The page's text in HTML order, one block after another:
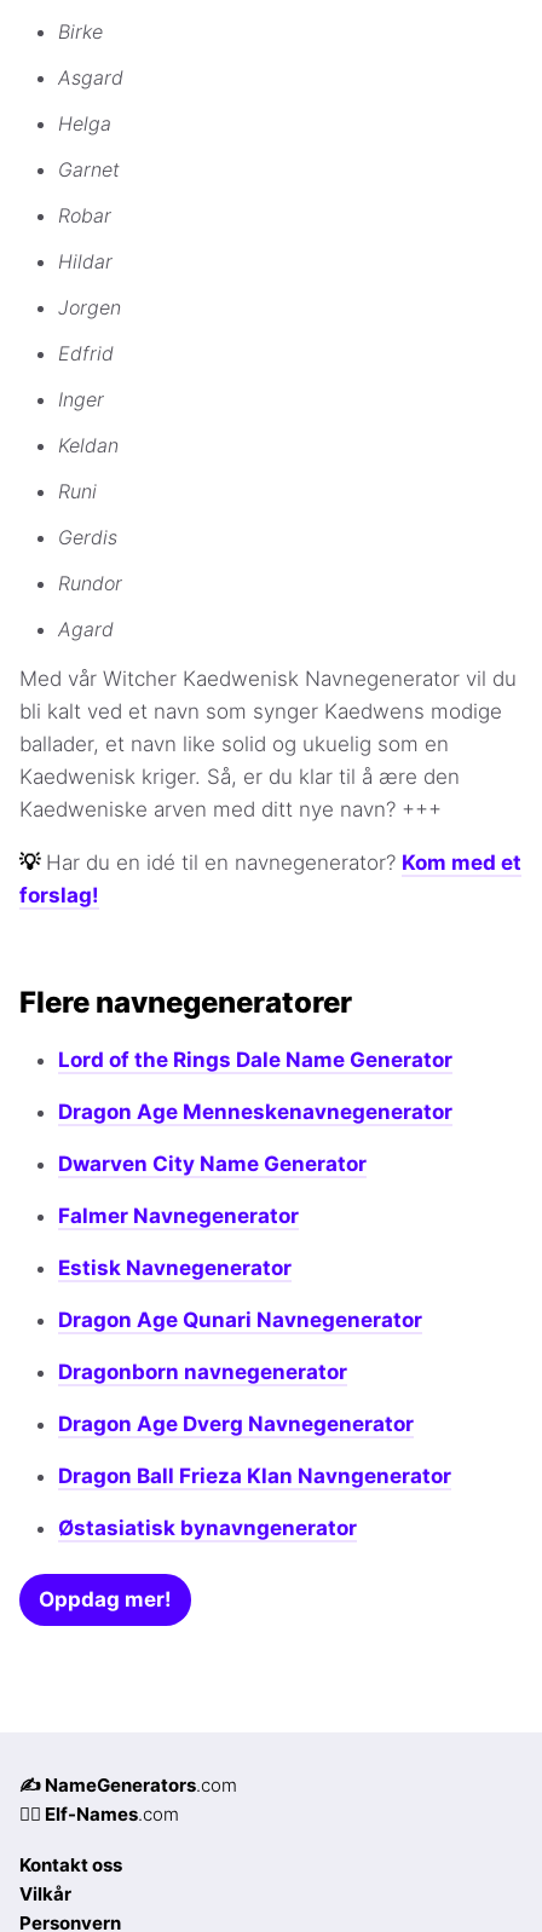
Birke
Asgard
Helga
Garnet
Robar
Hildar
Jorgen
Edfrid
Inger
Keldan
Runi
Gerdis
Rundor
Agard
Med vår Witcher Kaedwenisk Navnegenerator vil du
bli kalt ved et navn som synger Kaedwens modige
ballader, et navn like solid og ukuelig som en
Kaedwenisk kriger. Så, er du klar til å ære den
Kaedweniske arven med ditt nye navn? +++
💡 Har du en idé til en navnegenerator? Kom med et
forslag!
Flere navnegeneratorer
Lord of the Rings Dale Name Generator
Dragon Age Menneskenavnegenerator
Dwarven City Name Generator
Falmer Navnegenerator
Estisk Navnegenerator
Dragon Age Qunari Navnegenerator
Dragonborn navnegenerator
Dragon Age Dverg Navnegenerator
Dragon Ball Frieza Klan Navngenerator
Østasiatisk bynavngenerator
Oppdag mer!
✍️ NameGenerators.com
🧝‍♀️ Elf-Names.com
Kontakt oss
Vilkår
Personvern